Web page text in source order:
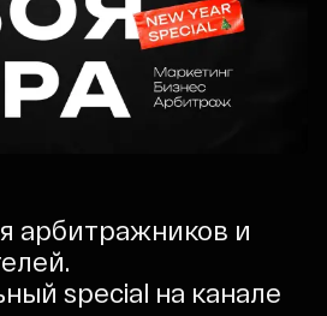
арбитражников и
special на канале